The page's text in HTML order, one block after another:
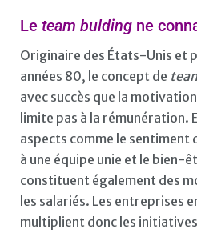
Le team bulding ne
Originaire des États-Unis et
années 80, le concept de
avec succès que la
limite pas à la rémunération.
aspects comme le sentiment
à une équipe unie et le bien-
constituent également des
les salariés. Les entreprises
multiplient donc les initiatives